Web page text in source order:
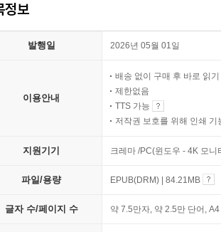
정보
발행일 2026년 05월 01일
이용안내
배송 없이 구매 후 바로 읽기
제한없음
TTS 가능
저작권 보호를 위해 인쇄 기
지원기기 크레마 /PC(윈도우 - 4K 모
파일/용량 EPUB(DRM) | 84.21MB
글자 수/페이지 수 약 7.5만자, 약 2.5만 단어,